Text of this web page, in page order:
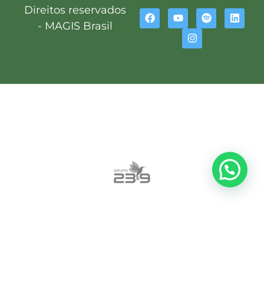
Direitos reservados
- MAGIS Brasil